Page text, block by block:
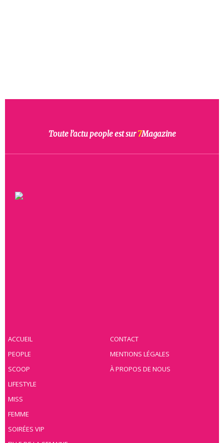
Toute l’actu people est sur7Magazine
ACCUEIL
PEOPLE
SCOOP
LIFESTYLE
MISS
FEMME
SOIRÉES VIP
CONTACT
MENTIONS LÉGALES
À PROPOS DE NOUS